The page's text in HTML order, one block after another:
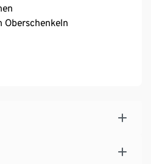
Oberschenkeln
perfekter Sitz, hoher